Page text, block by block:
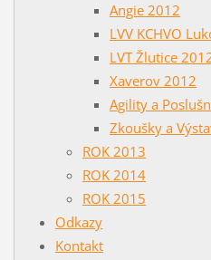
Angie 2012
LVV KCHVO
LVT Žlutice
Xaverov 2012
Agility a
Zkoušky a
ROK 2013
ROK 2014
ROK 2015
Odkazy
Kontakt